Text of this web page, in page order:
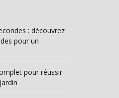
: découvrez
pour un
pour réussir